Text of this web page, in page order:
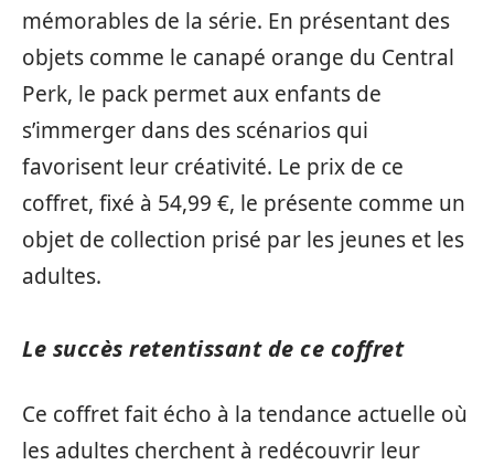
mémorables de la série. En présentant des
objets comme le canapé orange du Central
Perk, le pack permet aux enfants de
s’immerger dans des scénarios qui
favorisent leur créativité. Le prix de ce
coffret, fixé à 54,99 €, le présente comme un
objet de collection prisé par les jeunes et les
adultes.
Le succès retentissant de ce coffret
Ce coffret fait écho à la tendance actuelle où
les adultes cherchent à redécouvrir leur